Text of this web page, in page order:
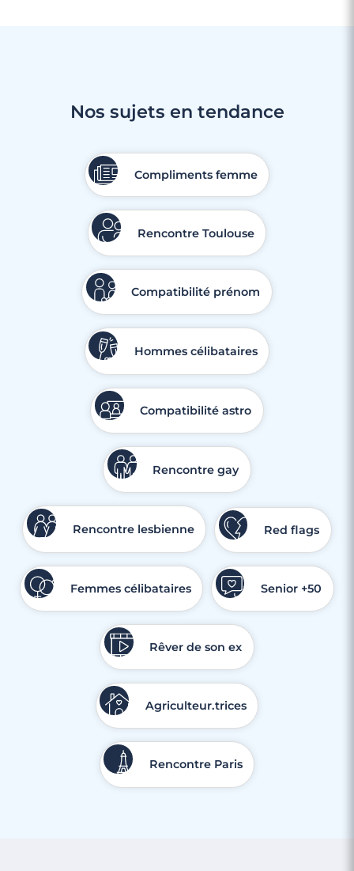
Nos sujets en tendance
Compliments femme
Rencontre Toulouse
Compatibilité prénom
Hommes célibataires
Compatibilité astro
Rencontre gay
Rencontre lesbienne Red flags
Femmes célibataires Senior +50
Rêver de son ex
Agriculteur.trices
Rencontre Paris